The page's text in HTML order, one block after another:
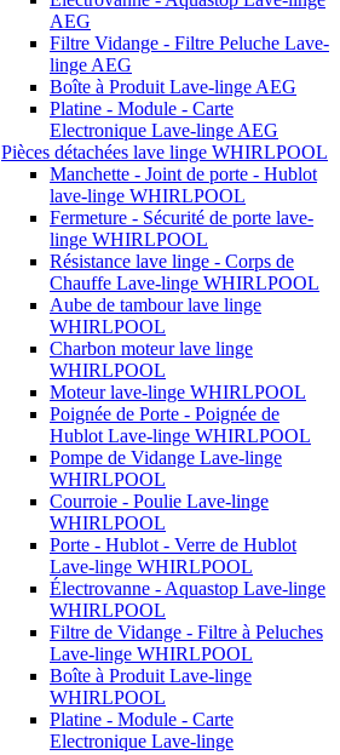
AEG
Filtre Vidange - Filtre Peluche Lave-
linge AEG
Boîte à Produit Lave-linge AEG
Platine - Module - Carte
Electronique Lave-linge AEG
Pièces détachées lave linge WHIRLPOOL
Manchette - Joint de porte - Hublot
lave-linge WHIRLPOOL
Fermeture - Sécurité de porte lave-
linge WHIRLPOOL
Résistance lave linge - Corps de
Chauffe Lave-linge WHIRLPOOL
Aube de tambour lave linge
WHIRLPOOL
Charbon moteur lave linge
WHIRLPOOL
Moteur lave-linge WHIRLPOOL
Poignée de Porte - Poignée de
Hublot Lave-linge WHIRLPOOL
Pompe de Vidange Lave-linge
WHIRLPOOL
Courroie - Poulie Lave-linge
WHIRLPOOL
Porte - Hublot - Verre de Hublot
Lave-linge WHIRLPOOL
Électrovanne - Aquastop Lave-linge
WHIRLPOOL
Filtre de Vidange - Filtre à Peluches
Lave-linge WHIRLPOOL
Boîte à Produit Lave-linge
WHIRLPOOL
Platine - Module - Carte
Electronique Lave-linge